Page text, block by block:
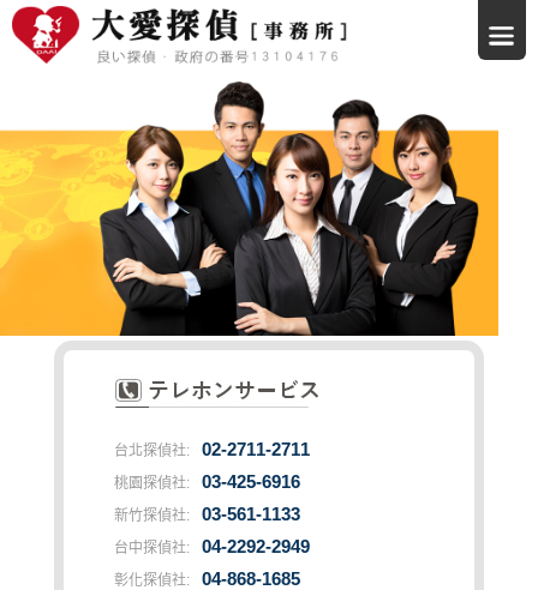
台北探偵社: 02-2711-2711
桃園探偵社: 03-425-6916
新竹探偵社: 03-561-1133
台中探偵社: 04-2292-2949
彰化探偵社: 04-868-1685